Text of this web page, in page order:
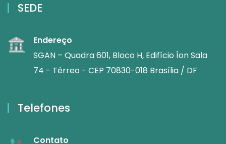
SEDE
Endereço
SGAN – Quadra 601, Bloco H, Edifício Íon Sala
74 - Térreo - CEP 70830-018 Brasília / DF
Telefones
Contato